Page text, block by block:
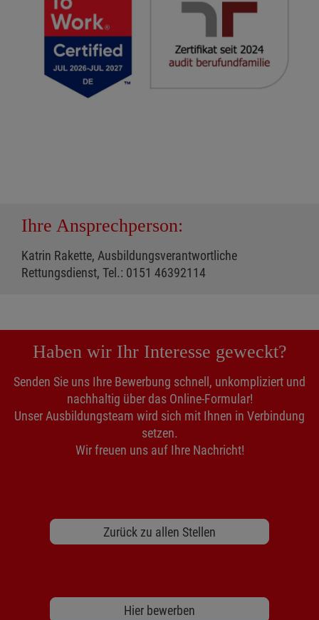
Ihre Ansprechperson:
Katrin Rakette, Ausbildungsverantwortliche
Rettungsdienst, Tel.: 0151 46392114
Haben wir Ihr Interesse geweckt?
Senden Sie uns Ihre Bewerbung schnell, unkompliziert und
nachhaltig über das Online-Formular!
Unser Ausbildungsteam wird sich mit Ihnen in Verbindung
setzen.
Wir freuen uns auf Ihre Nachricht!
Zurück zu allen Stellen
Hier bewerben